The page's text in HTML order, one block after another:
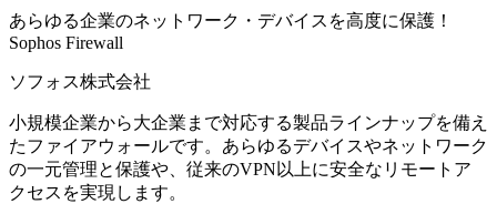
あらゆる企業のネットワーク・デバイスを高度に保護！
Sophos Firewall
ソフォス株式会社
小規模企業から大企業まで対応する製品ラインナップを備え
たファイアウォールです。あらゆるデバイスやネットワーク
の一元管理と保護や、従来のVPN以上に安全なリモートア
クセスを実現します。